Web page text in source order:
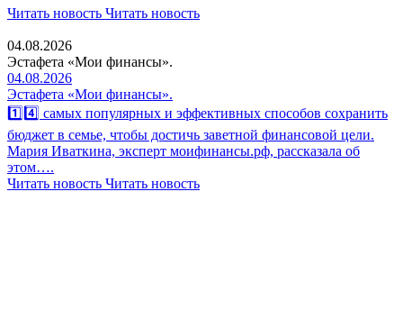
Читать новость Читать новость
04.08.2026
Эстафета «Мои финансы».
04.08.2026
Эстафета «Мои финансы».
1️⃣4️⃣ самых популярных и эффективных способов сохранить
бюджет в семье, чтобы достичь заветной финансовой цели.
Мария Иваткина, эксперт моифинансы.рф, рассказала об
этом….
Читать новость Читать новость